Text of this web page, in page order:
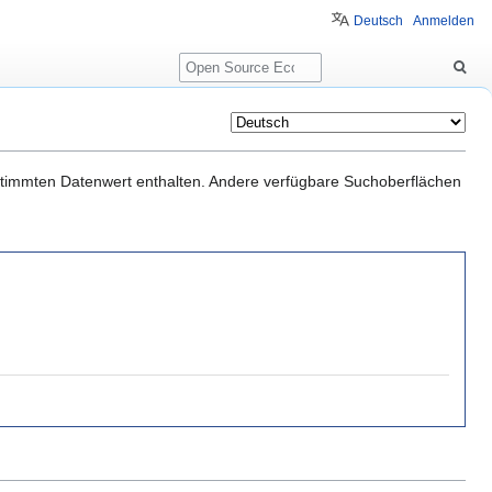
Datenwert enthalten. Andere verfügbare Suchoberflächen
Deutsch Anmelden
Suche